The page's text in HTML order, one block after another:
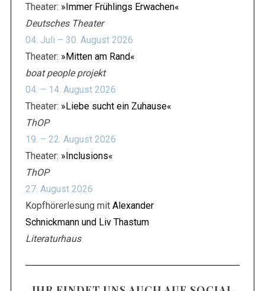
Theater: »Immer Frühlings Erwachen«
Deutsches Theater
04. Juli – 30. August 2026
Theater: »Mitten am Rand«
boat people projekt
04. – 14. August 2026
Theater: »Liebe sucht ein Zuhause«
ThOP
19. – 22. August 2026
Theater: »Inclusions«
ThOP
27. August 2026
Kopfhörerlesung mit Alexander
Schnickmann und Liv Thastum
Literaturhaus